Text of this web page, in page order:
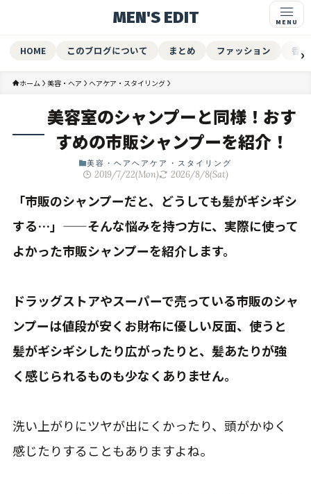
MEN'S EDIT
HOME このブログについて まとめ ファッション 香水
ホーム 美容・ヘア ヘアケア・スタイリング
美容室のシャンプーと同様！おす
すめの市販シャンプーを紹介！
美容・ヘアヘアケア・スタイリング
2019/7/22(Mon) 2026/8/8(Sat)
「市販のシャンプーだと、どうしても髪がギシギシ
する…」——そんな悩みを持つ方に、実際に使って
よかった市販シャンプーを紹介します。
ドラッグストアやスーパーで売っている市販のシャ
ンプーは値段が安くお財布に優しい反面、使うと
髪がギシギシしたり広がったりと、髪あたりが強
く感じられるものも少なくありません。
洗い上がりにツヤが出にくかったり、頭がかゆく
感じたりすることもありますよね。